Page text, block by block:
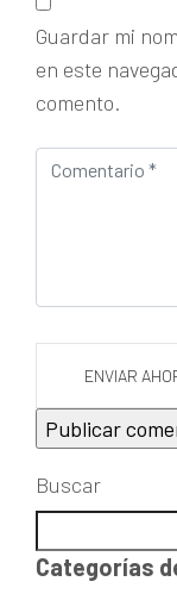
Guardar mi
en este
comento.
ENVIAR
Buscar
Categorías